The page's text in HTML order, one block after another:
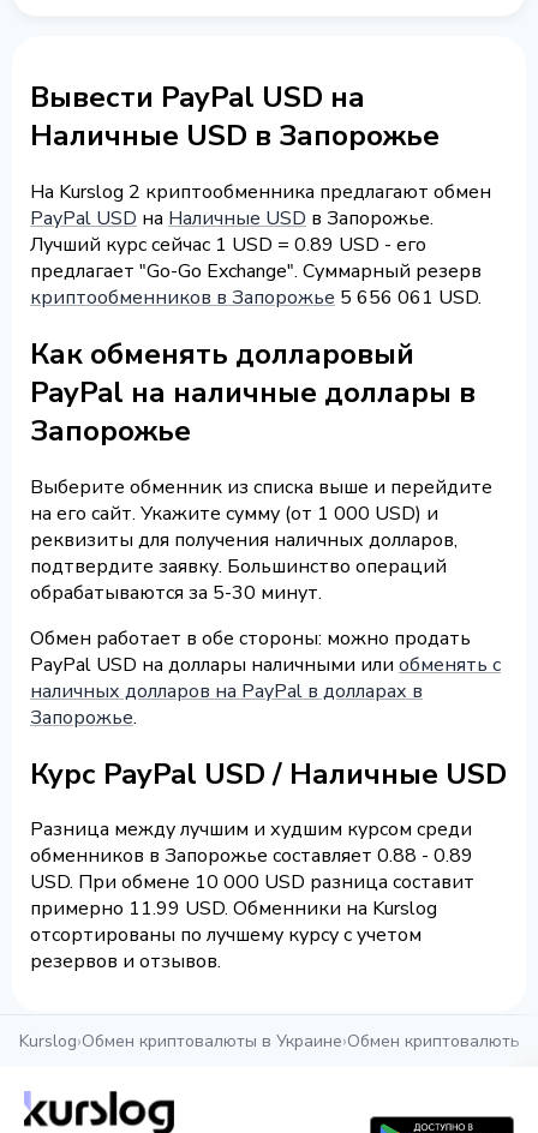
Вывести PayPal USD на
Наличные USD в Запорожье
На Kurslog 2 криптообменника предлагают обмен
PayPal USD на Наличные USD в Запорожье.
Лучший курс сейчас 1 USD = 0.89 USD - его
предлагает "Go-Go Exchange". Суммарный резерв
криптообменников в Запорожье 5 656 061 USD.
Как обменять долларовый
PayPal на наличные доллары в
Запорожье
Выберите обменник из списка выше и перейдите
на его сайт. Укажите сумму (от 1 000 USD) и
реквизиты для получения наличных долларов,
подтвердите заявку. Большинство операций
обрабатываются за 5-30 минут.
Обмен работает в обе стороны: можно продать
PayPal USD на доллары наличными или обменять с
наличных долларов на PayPal в долларах в
Запорожье.
Курс PayPal USD / Наличные USD
Разница между лучшим и худшим курсом среди
обменников в Запорожье составляет 0.88 - 0.89
USD. При обмене 10 000 USD разница составит
примерно 11.99 USD. Обменники на Kurslog
отсортированы по лучшему курсу с учетом
резервов и отзывов.
Kurslog›Обмен криптовалюты в Украине›Обмен криптовалюты